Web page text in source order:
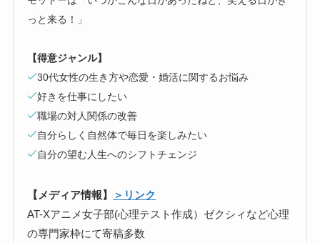
っと来る！」
【得意ジャンル】
30代女性の生き方や恋愛・婚活に関するお悩み
好きを仕事にしたい
職場の対人関係の改善
自分らしく自然体で毎日を楽しみたい
自分の望む人生へのシフトチェンジ
【メディア情報】
＞リンク
AT-Xアニメ女子部(心理テスト作成）ゼクシィなど心理
の専門家枠にて寄稿多数